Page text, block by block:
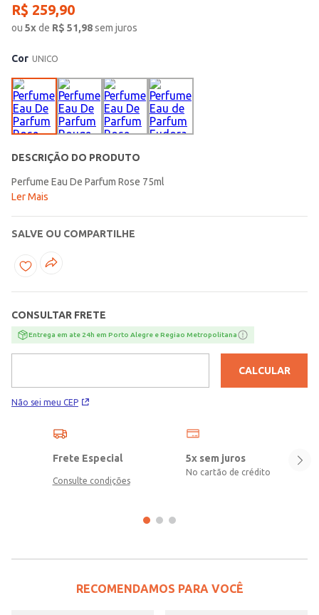
R$ 259,90
ou 5xde R$ 51,98sem juros
Cor UNICO
DESCRIÇÃO DO PRODUTO
Perfume Eau De Parfum Rose 75ml
Ler Mais
SALVE OU COMPARTILHE
CONSULTAR FRETE
Entrega em ate 24h em Porto Alegre e Regiao Metropolitana
Não sei meu CEP
CALCULAR
Frete Especial
Consulte condições
5x sem juros
No cartão de crédito
RECOMENDAMOS PARA VOCÊ